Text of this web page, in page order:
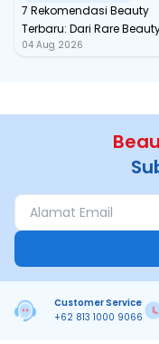
7 Rekomendasi Beauty
Terbaru: Dari Rare
Sampai Rhode Skin, Super
04 Aug 2026
Customer Service
+62 813 1000 9066